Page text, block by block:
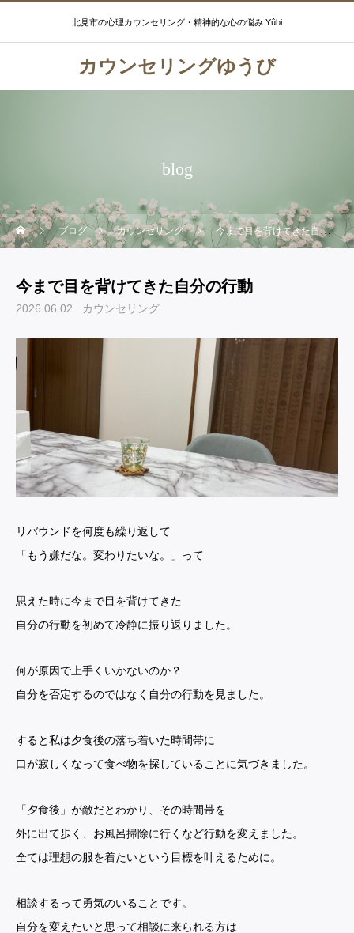
北見市の心理カウンセリング・精神的な心の悩み Yûbi
カウンセリングゆうび
blog
ブログ カウンセリング 今まで目を背けてきた自分の行動
今まで目を背けてきた自分の行動
2026.06.02 カウンセリング
リバウンドを何度も繰り返して
「もう嫌だな。変わりたいな。」って
思えた時に今まで目を背けてきた
自分の行動を初めて冷静に振り返りました。
何が原因で上手くいかないのか？
自分を否定するのではなく自分の行動を見ました。
すると私は夕食後の落ち着いた時間帯に
口が寂しくなって食べ物を探していることに気づきました。
「夕食後」が敵だとわかり、その時間帯を
外に出て歩く、お風呂掃除に行くなど行動を変えました。
全ては理想の服を着たいという目標を叶えるために。
相談するって勇気のいることです。
自分を変えたいと思って相談に来られる方は